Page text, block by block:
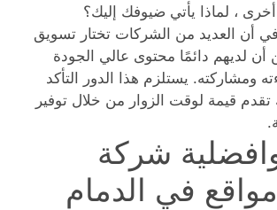
، لماذا يأتي ضيوفك إليك؟
أن العديد من الشركات تختار تسويق
أن لديهم دائمًا محتوى عالي الجودة
ومشاركته. يستلزم هذا الدور التأكد
قيمة لوقت الزوار من خلال توفير
شركة
في الدمام